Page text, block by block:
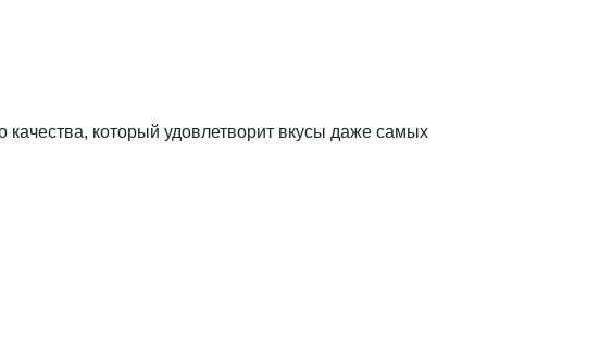
качества, который удовлетворит вкусы даже самых